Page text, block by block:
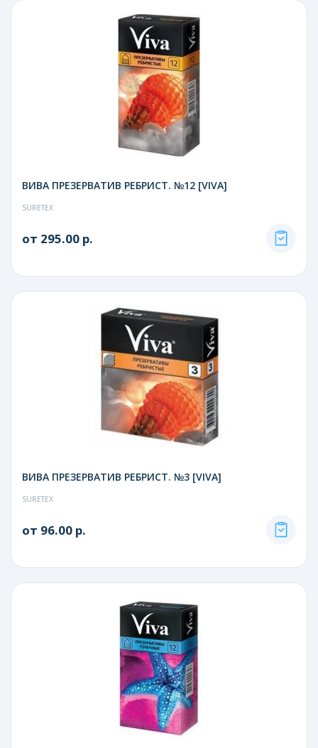
ВИВА ПРЕЗЕРВАТИВ РЕБРИСТ. №12 [VIVA]
SURETEX
от 295.00 р.
ВИВА ПРЕЗЕРВАТИВ РЕБРИСТ. №3 [VIVA]
SURETEX
от 96.00 р.